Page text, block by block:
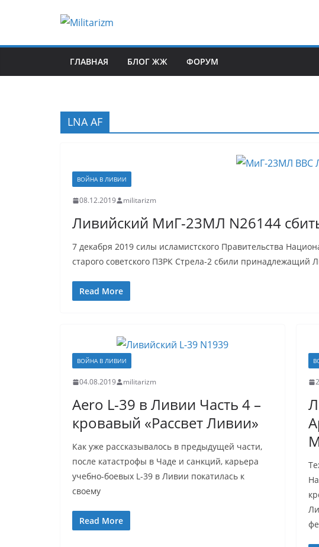
ГЛАВНАЯ БЛОГ ЖЖ ФОРУМ
LNA AF
ВОЙНА В ЛИВИИ
08.12.2019 militarizm
Ливийский МиГ-23МЛ N26144
7 декабря 2019 силы исламистского Правительства
старого советского ПЗРК Стрела-2 сбили принадлежащий
Read More
ВОЙНА В ЛИВИИ
04.08.2019 militarizm
Aero L-39 в Ливии Часть 4 –
кровавый «Рассвет Ливии»
Как уже рассказывалось в предыдущей части,
после катастрофы в Чаде и санкций, карьера
учебно-боевых L-39 в Ливии покатилась к
своему
Read More